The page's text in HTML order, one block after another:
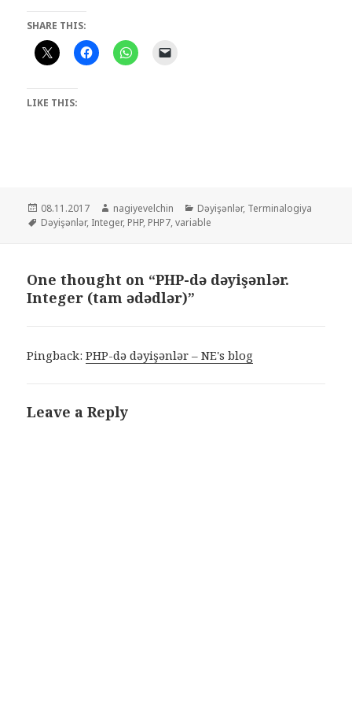
SHARE THIS:
LIKE THIS:
Posted
on
08.11.2017 Author
nagiyevelchin Categories
Dəyişənlər, Terminalogiya
Tags
Dəyişənlər, Integer, PHP, PHP7,variable
One thought on “PHP-də dəyişənlər.
Integer (tam ədədlər)”
Pingback:PHP-də dəyişənlər – NE's blog
Leave a Reply